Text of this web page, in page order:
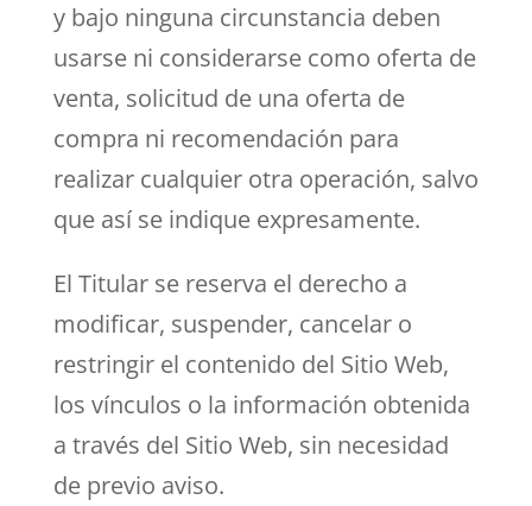
y bajo ninguna circunstancia deben
usarse ni considerarse como oferta de
venta, solicitud de una oferta de
compra ni recomendación para
realizar cualquier otra operación, salvo
que así se indique expresamente.
El Titular se reserva el derecho a
modificar, suspender, cancelar o
restringir el contenido del Sitio Web,
los vínculos o la información obtenida
a través del Sitio Web, sin necesidad
de previo aviso.